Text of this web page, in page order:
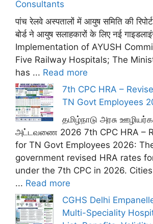
Consultants
पांच रेलवे अस्पतालों में आयुष समिति की
बोर्ड ने आयुष सलाहकारों के लिए नई
Implementation of AYUSH
Five Railway Hospitals; The
has ... Read more
7th CPC HRA –
TN Govt Employees
தமிழ்நாடு அரசு
அட்டவணை 2026 7th CPC HRA –
for TN Govt Employees 2026:
government revised HRA rates
under the 7th CPC in 2026.
... Read more
CGHS Delhi
Multi-Speciality